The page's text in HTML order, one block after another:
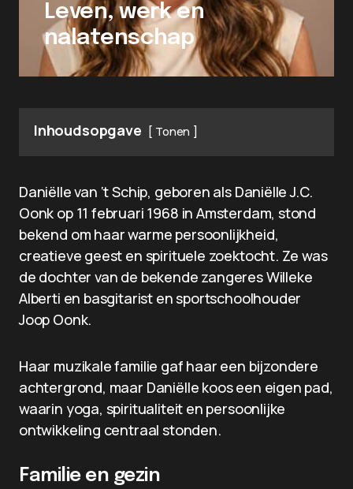
Leven, werk en
nalatenschap
Inhoudsopgave Tonen
Daniëlle van ‘t Schip, geboren als Daniëlle J.C.
Oonk op 11 februari 1968 in Amsterdam, stond
bekend om haar warme persoonlijkheid,
creatieve geest en spirituele zoektocht. Ze was
de dochter van de bekende zangeres Willeke
Alberti en basgitarist en sportschoolhouder
Joop Oonk.
Haar muzikale familie gaf haar een bijzondere
achtergrond, maar Daniëlle koos een eigen pad,
waarin yoga, spiritualiteit en persoonlijke
ontwikkeling centraal stonden.
Familie en gezin